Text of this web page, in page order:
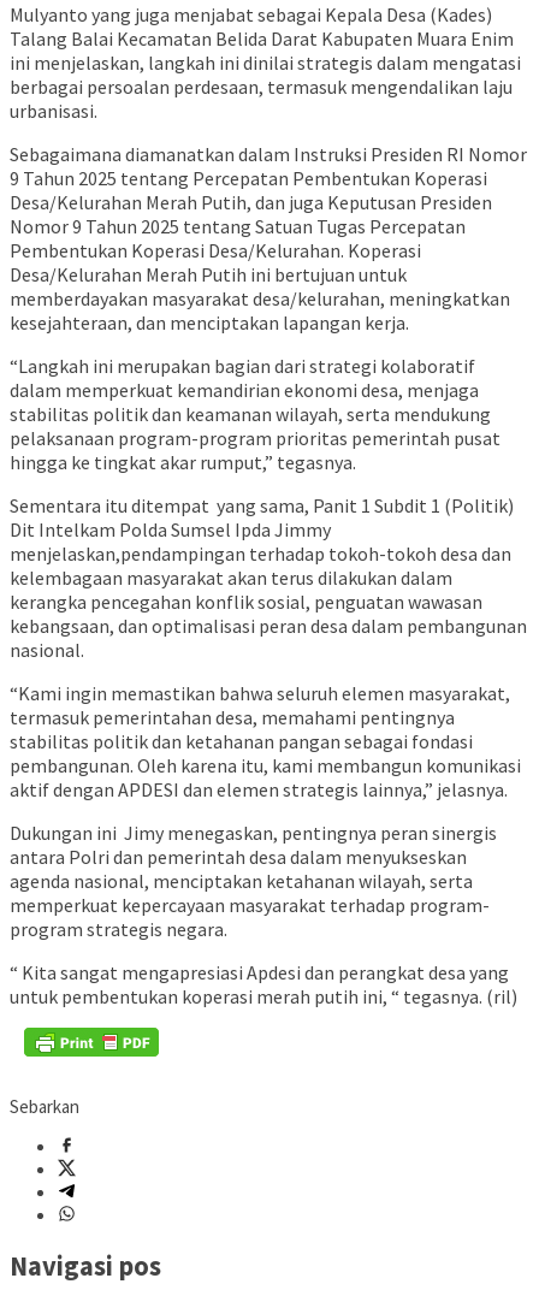
Mulyanto yang juga menjabat sebagai Kepala Desa (Kades)
Talang Balai Kecamatan Belida Darat Kabupaten Muara Enim
ini menjelaskan, langkah ini dinilai strategis dalam mengatasi
berbagai persoalan perdesaan, termasuk mengendalikan laju
urbanisasi.
Sebagaimana diamanatkan dalam Instruksi Presiden RI Nomor
9 Tahun 2025 tentang Percepatan Pembentukan Koperasi
Desa/Kelurahan Merah Putih, dan juga Keputusan Presiden
Nomor 9 Tahun 2025 tentang Satuan Tugas Percepatan
Pembentukan Koperasi Desa/Kelurahan. Koperasi
Desa/Kelurahan Merah Putih ini bertujuan untuk
memberdayakan masyarakat desa/kelurahan, meningkatkan
kesejahteraan, dan menciptakan lapangan kerja.
“Langkah ini merupakan bagian dari strategi kolaboratif
dalam memperkuat kemandirian ekonomi desa, menjaga
stabilitas politik dan keamanan wilayah, serta mendukung
pelaksanaan program-program prioritas pemerintah pusat
hingga ke tingkat akar rumput,” tegasnya.
Sementara itu ditempat yang sama, Panit 1 Subdit 1 (Politik)
Dit Intelkam Polda Sumsel Ipda Jimmy
menjelaskan,pendampingan terhadap tokoh-tokoh desa dan
kelembagaan masyarakat akan terus dilakukan dalam
kerangka pencegahan konflik sosial, penguatan wawasan
kebangsaan, dan optimalisasi peran desa dalam pembangunan
nasional.
“Kami ingin memastikan bahwa seluruh elemen masyarakat,
termasuk pemerintahan desa, memahami pentingnya
stabilitas politik dan ketahanan pangan sebagai fondasi
pembangunan. Oleh karena itu, kami membangun komunikasi
aktif dengan APDESI dan elemen strategis lainnya,” jelasnya.
Dukungan ini Jimy menegaskan, pentingnya peran sinergis
antara Polri dan pemerintah desa dalam menyukseskan
agenda nasional, menciptakan ketahanan wilayah, serta
memperkuat kepercayaan masyarakat terhadap program-
program strategis negara.
“ Kita sangat mengapresiasi Apdesi dan perangkat desa yang
untuk pembentukan koperasi merah putih ini, “ tegasnya. (ril)
Sebarkan
Navigasi pos